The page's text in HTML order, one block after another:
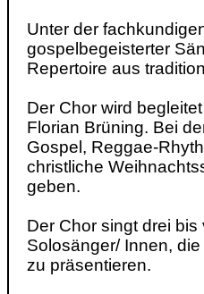
Unter der
gospelbegeisterter
Repertoire aus
Der Chor wird
Florian Brüning. Bei
Gospel, Reggae-
christliche
geben.
Der Chor singt drei
Solosänger/ Innen,
zu präsentieren.